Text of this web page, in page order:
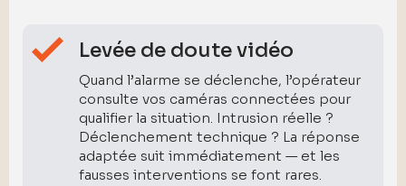
Levée de doute vidéo
Quand l’alarme se déclenche, l’opérateur
consulte vos caméras connectées pour
qualifier la situation. Intrusion réelle ?
Déclenchement technique ? La réponse
adaptée suit immédiatement — et les
fausses interventions se font rares.